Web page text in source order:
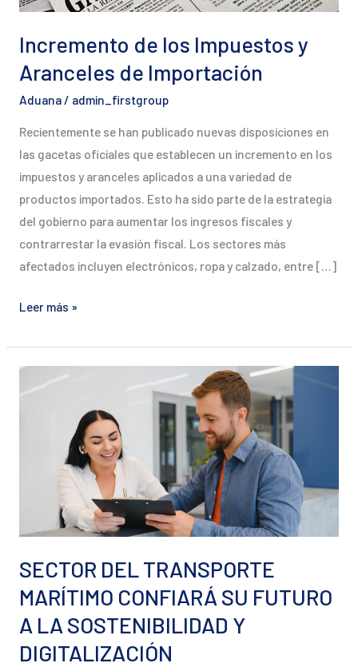
Incremento de los Impuestos y
Aranceles de Importación
Aduana/ admin_firstgroup
Recientemente se han publicado nuevas disposiciones en
las gacetas oficiales que establecen un incremento en los
impuestos y aranceles aplicados a una variedad de
productos importados. Esto ha sido parte de la estrategia
del gobierno para aumentar los ingresos fiscales y
contrarrestar la evasión fiscal. Los sectores más
afectados incluyen electrónicos, ropa y calzado, entre […]
Importación
Leer más »
SECTOR DEL TRANSPORTE
MARÍTIMO CONFIARÁ SU FUTURO
A LA SOSTENIBILIDAD Y
DIGITALIZACIÓN
SECTOR
DEL
TRANSPORTE
MARÍTIMO
CONFIARÁ
FUTURO
A
SOSTENIBILIDAD
Y
DIGITALIZACIÓN